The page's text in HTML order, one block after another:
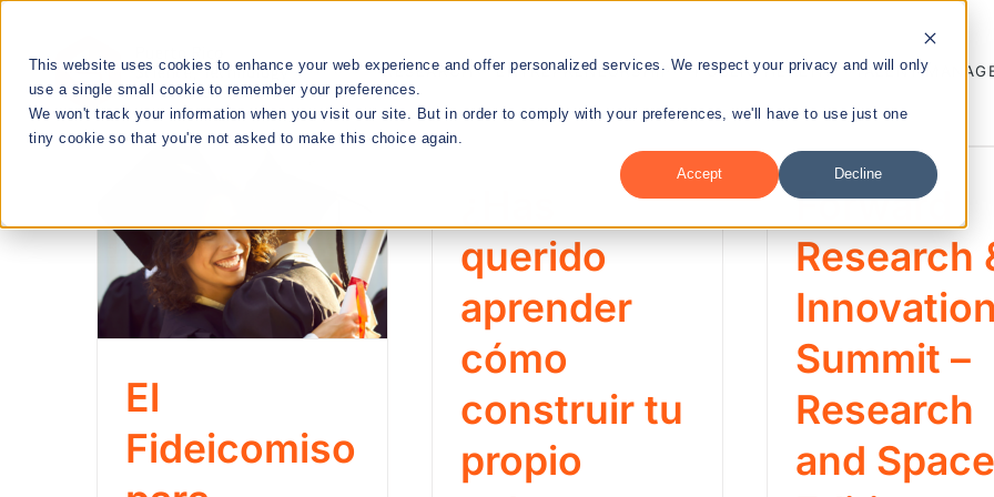
This website uses cookies to enhance your web experience and offer personalized services. We respect your privacy and will only
use a single small cookie to remember your preferences.
We won't track your information when you visit our site. But in order to comply with your preferences, we'll have to use just one
tiny cookie so that you're not asked to make this choice again.
Accept Decline
content
RESEARCH ENTREPRENEURSHIP PUBLIC HEALTH TALENT
We Cultivate
Talent Management
RESEARCH & INNOVATION MEETUPS
STEM EDUCATION & WORKFORCE
DEVELOPMENT
El
Fideicomiso
para Ciencia,
Investigación
de Puerto
iniciativa
de educación
El
Fideicomiso
aprender
cómo
y lanzarlo
como un
astronauta?
querido
aprender
cómo
construir tu
propio
Forward
Innovation
Summit –
Research and
Forward
Research
Innovation
Summit –
Research
and Space